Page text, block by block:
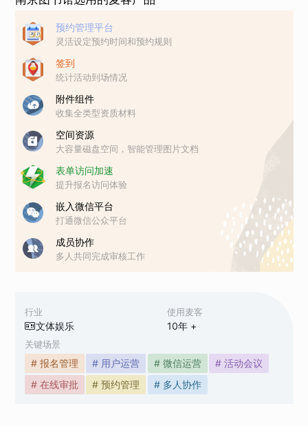
行业
文体娱乐
使用麦客
10年 +
关键场景
# 报名管理 # 用户运营 # 微信运营
# 活动会议
# 在线审批
# 预约管理 # 多人协作
预约管理平台
灵活设定预约时间和预约规则
签到
统计活动到场情况
附件组件
收集全类型资质材料
空间资源
大容量磁盘空间，智能管理图片文档
表单访问加速
提升报名访问体验
嵌入微信平台
打通微信公众平台
成员协作
多人共同完成审核工作